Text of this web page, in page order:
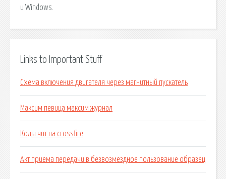
и Windows.
Links to Important Stuff
Схема включения двигателя через магнитный пускатель
Максим певица максим журнал
Коды чит на crossfire
Акт приема передачи в безвозмездное пользование образец